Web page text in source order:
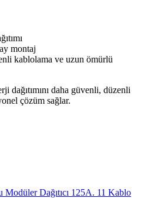
montaj
kablolama ve uzun ömürlü
dağıtımını daha güvenli, düzenli
çözüm sağlar.
Dağıtıcı 125A. 11 Kablo